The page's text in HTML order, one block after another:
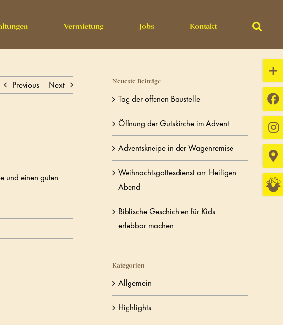
Vermietung Jobs Kontakt
Previous Next
und einen guten
Neueste Beiträge
Tag der offenen Baustelle
Öffnung der Gutskirche im Advent
Adventskneipe in der Wagenremise
Weihnachtsgottesdienst am Heiligen
Abend
Biblische Geschichten für Kids
erlebbar machen
Kategorien
Allgemein
Highlights
Bar
Area